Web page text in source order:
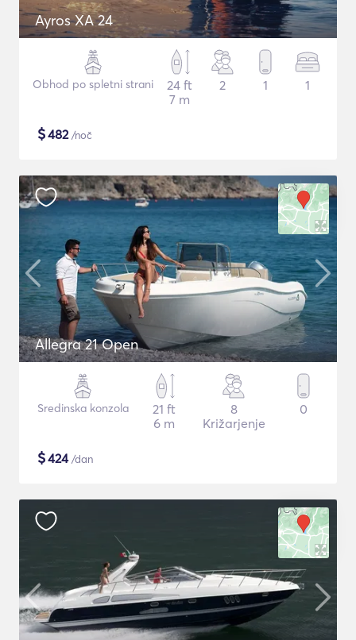
Ayros XA 24
Obhod po spletni strani
24 ft
7 m
2 1 1
$482/noč
Allegra 21 Open
Sredinska konzola
21 ft
6 m
8
Križarjenje
0
$424/dan